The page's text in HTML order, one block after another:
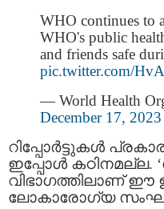
WHO continues to
WHO's public
and friends safe
pic.twitter.com/
— World Health
December 17, 2023
റിപ്പോർട്ടുകൾ
ഇപ്പോൾ കഠിനമല്ല.
വിഭാഗത്തിലാണ് ഈ
ലോകാരോഗ്യ